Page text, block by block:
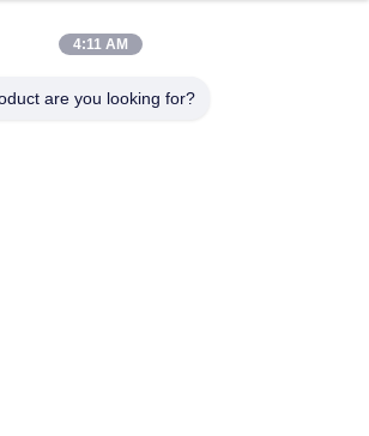
Transmission Empty Container Handler With
4:11 AM
are you looking for?